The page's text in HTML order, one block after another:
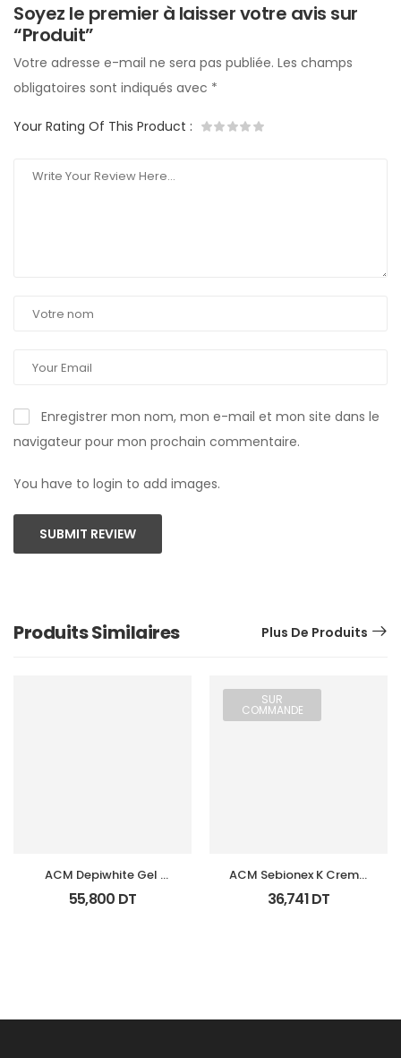
Soyez le premier à laisser votre avis sur
“Produit”
Votre adresse e-mail ne sera pas publiée. Les champs
obligatoires sont indiqués avec *
Your Rating Of This Product :
Enregistrer mon nom, mon e-mail et mon site dans le
navigateur pour mon prochain commentaire.
You have to login to add images.
SUBMIT REVIEW
Produits Similaires Plus De Produits
ACM Depiwhite Gel
Contour Yeux Tb 15Ml
55,800 DT
SUR
COMMANDE
ACM Sebionex K Creme
Keratoregulatrice Vis
40Ml
36,741DT